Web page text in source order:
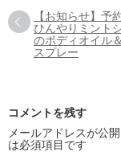
【お知らせ】予
ひんやりミント
のボディオイル
スプレー
コメントを残す
メールアドレスが公
は必須項目です